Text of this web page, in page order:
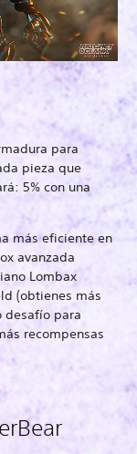
para
pieza que
5% con una
más eficiente en
avanzada
Lombax
(obtienes más
desafío para
recompensas